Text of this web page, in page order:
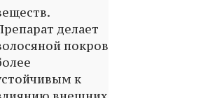
делает
покров
к